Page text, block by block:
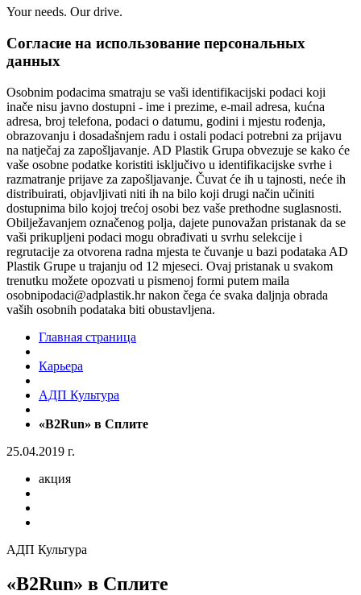
Your needs. Our drive.
Согласие на использование персональных
данных
Osobnim podacima smatraju se vaši identifikacijski podaci koji
inače nisu javno dostupni - ime i prezime, e-mail adresa, kućna
adresa, broj telefona, podaci o datumu, godini i mjestu rođenja,
obrazovanju i dosadašnjem radu i ostali podaci potrebni za prijavu
na natječaj za zapošljavanje. AD Plastik Grupa obvezuje se kako će
vaše osobne podatke koristiti isključivo u identifikacijske svrhe i
razmatranje prijave za zapošljavanje. Čuvat će ih u tajnosti, neće ih
distribuirati, objavljivati niti ih na bilo koji drugi način učiniti
dostupnima bilo kojoj trećoj osobi bez vaše prethodne suglasnosti.
Obilježavanjem označenog polja, dajete punovažan pristanak da se
vaši prikupljeni podaci mogu obrađivati u svrhu selekcije i
regrutacije za otvorena radna mjesta te čuvanje u bazi podataka AD
Plastik Grupe u trajanju od 12 mjeseci. Ovaj pristanak u svakom
trenutku možete opozvati u pismenoj formi putem maila
osobnipodaci@adplastik.hr nakon čega će svaka daljnja obrada
vaših osobnih podataka biti obustavljena.
Главная страница
Карьера
AДП Культура
«B2Run» в Сплите
25.04.2019 г.
акция
АДП Культура
«B2Run» в Сплите